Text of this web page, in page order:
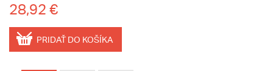
28,92 €
PRIDAŤ DO KOŠÍKA